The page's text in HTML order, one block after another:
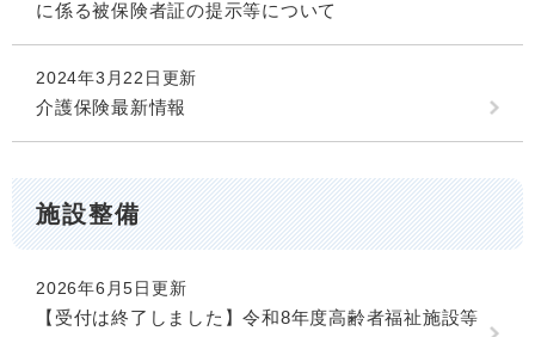
に係る被保険者証の提示等について
2024年3月22日更新
介護保険最新情報
施設整備
2026年6月5日更新
【受付は終了しました】令和8年度高齢者福祉施設等